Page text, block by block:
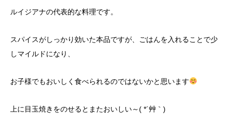
ルイジアナの代表的な料理です。
スパイスがしっかり効いた本品ですが、ごはんを入れることで少
しマイルドになり、
お子様でもおいしく食べられるのではないかと思います
上に目玉焼きをのせるとまたおいしい～( *´艸｀)